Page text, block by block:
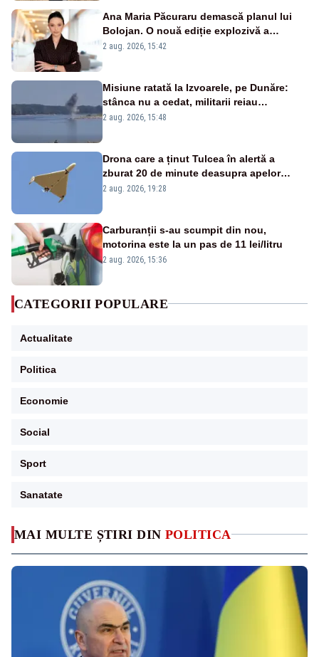
MAI MULTE ȘTIRI DIN POLITICA
Ana Maria Păcuraru demască planul lui
Bolojan. O nouă ediție explozivă a
emisiunii „Miza Zilei” la Realitatea PLUS
2 aug. 2026, 15:42
Misiune ratată la Izvoarele, pe Dunăre:
stânca nu a cedat, militarii reiau
detonările luni – VIDEO
2 aug. 2026, 15:48
Drona care a ținut Tulcea în alertă a
zburat 20 de minute deasupra apelor
României. Au fost ridicate două F-16
2 aug. 2026, 19:28
Carburanții s-au scumpit din nou,
motorina este la un pas de 11 lei/litru
2 aug. 2026, 15:36
CATEGORII POPULARE
Actualitate
Politica
Economie
Social
Sport
Sanatate